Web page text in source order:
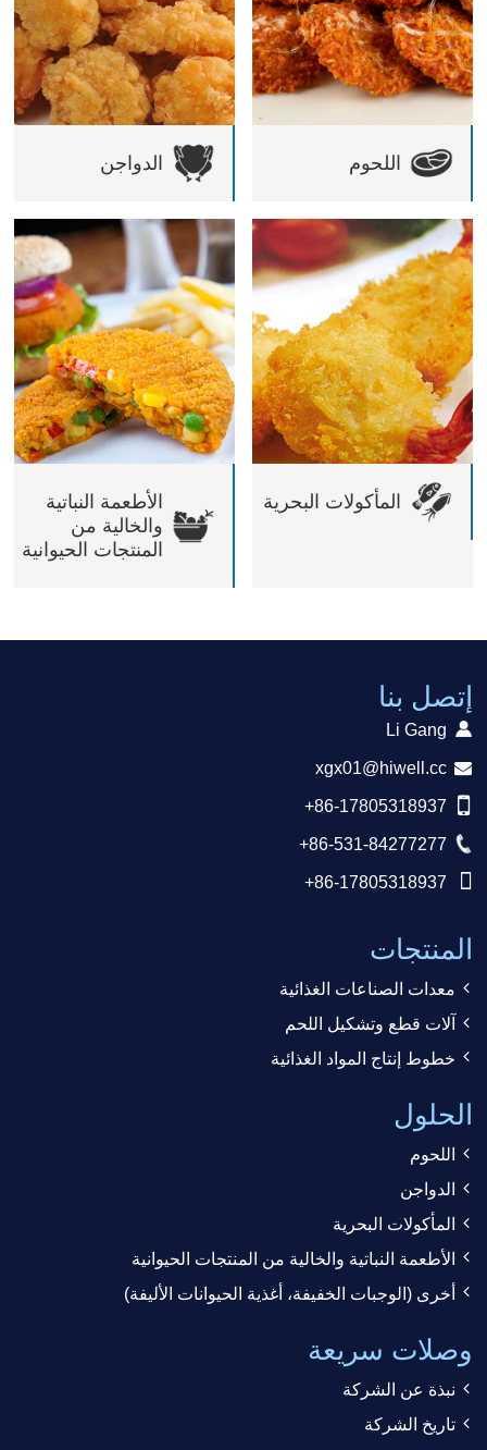
اللحوم الدواجن
المأكولات البحرية
الأطعمة النباتية
والخالية من
المنتجات الحيوانية
إتصل بنا
Li Gang
xgx01@hiwell.cc
+86-17805318937
+86-531-84277277
+86-17805318937
المنتجات
معدات الصناعات الغذائية
آلات قطع وتشكيل اللحم
خطوط إنتاج المواد الغذائية
الحلول
اللحوم
الدواجن
المأكولات البحرية
الأطعمة النباتية والخالية من المنتجات الحيوانية
أخرى (الوجبات الخفيفة، أغذية الحيوانات الأليفة)
وصلات سريعة
نبذة عن الشركة
تاريخ الشركة